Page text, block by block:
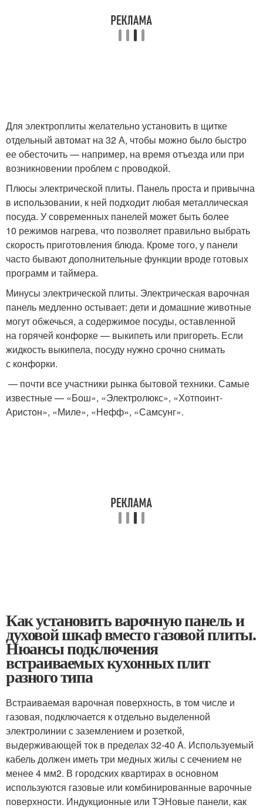
Для электроплиты желательно установить в щитке
отдельный автомат на 32 А, чтобы можно было быстро
ее обесточить — например, на время отъезда или при
возникновении проблем с проводкой.
Плюсы электрической плиты. Панель проста и привычна
в использовании, к ней подходит любая металлическая
посуда. У современных панелей может быть более
10 режимов нагрева, что позволяет правильно выбрать
скорость приготовления блюда. Кроме того, у панели
часто бывают дополнительные функции вроде готовых
программ и таймера.
Минусы электрической плиты. Электрическая варочная
панель медленно остывает: дети и домашние животные
могут обжечься, а содержимое посуды, оставленной
на горячей конфорке — выкипеть или пригореть. Если
жидкость выкипела, посуду нужно срочно снимать
с конфорки.
— почти все участники рынка бытовой техники. Самые
известные — «Бош», «Электролюкс», «Хотпоинт-
Аристон», «Миле», «Нефф», «Самсунг».
Как установить варочную панель и
духовой шкаф вместо газовой плиты.
Нюансы подключения
встраиваемых кухонных плит
разного типа
Встраиваемая варочная поверхность, в том числе и
газовая, подключается к отдельно выделенной
электролинии с заземлением и розеткой,
выдерживающей ток в пределах 32-40 A. Используемый
кабель должен иметь три медных жилы с сечением не
менее 4 мм2. В городских квартирах в основном
используются газовые или комбинированные варочные
поверхности. Индукционные или ТЭНовые панели, как